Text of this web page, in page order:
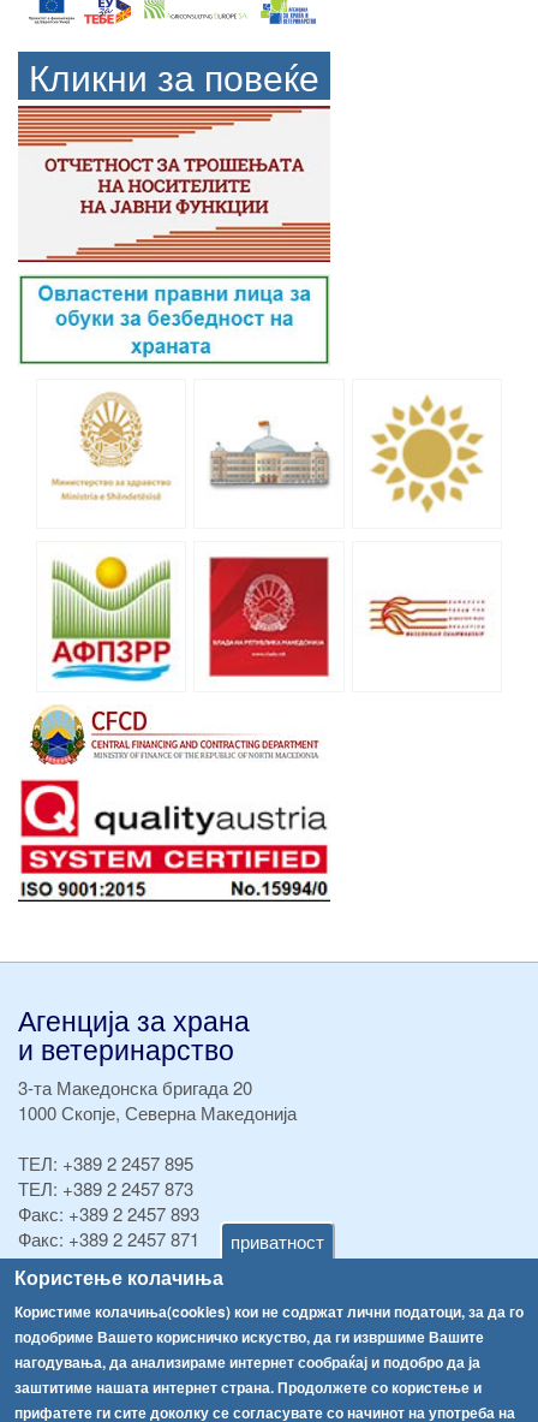
приватност
Користење колачиња
Користиме колачиња(cookies) кои не содржат лични податоци, за да го
подобриме Вашето корисничко искуство, да ги извршиме Вашите
нагодувања, да анализираме интернет сообраќај и подобро да ја
заштитиме нашата интернет страна. Продолжете со користење и
прифатете ги сите доколку се согласувате со начинот на употреба на
Кликни за повеќе
Агенција за храна
и ветеринарство
3-та Македонска бригада 20
1000 Скопје, Северна Македонија
ТЕЛ: +389 2 2457 895
ТЕЛ: +389 2 2457 873
Факс: +389 2 2457 893
Факс: +389 2 2457 871
info@fva.gov.mk
[АХВ-претходна страна]
Соопштенија
Република Бугарија ги засили официјалните контроли при увоз на свежо овошје и зеленчук
Навигација
Архива